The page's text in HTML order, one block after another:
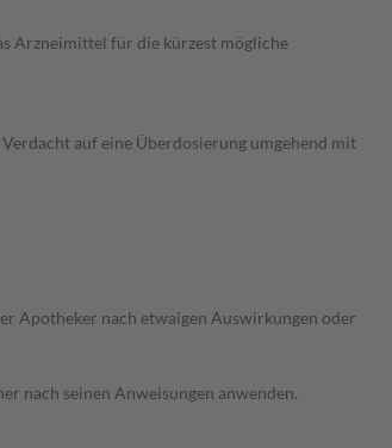
Arzneimittel für die kürzest mögliche
auf eine Überdosierung umgehend mit
Apotheker nach etwaigen Auswirkungen oder
nach seinen Anweisungen anwenden.